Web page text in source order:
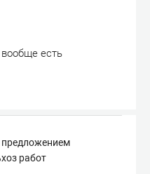
есть
предложением
работ